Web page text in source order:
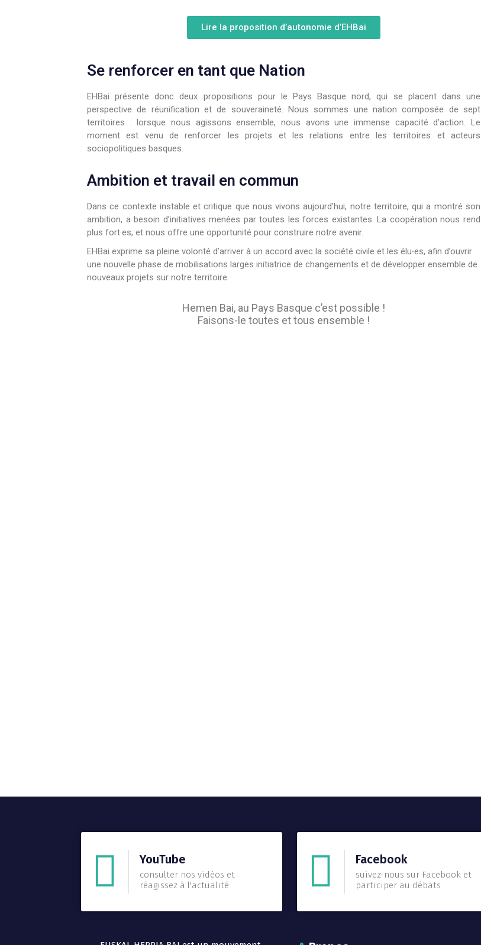
Lire la proposition d’autonomie d’EHBai
Se renforcer en tant que Nation
EHBai présente donc deux propositions pour le Pays Basque nord, qui se placent dans une
perspective de réunification et de souveraineté. Nous sommes une nation composée de sept
territoires : lorsque nous agissons ensemble, nous avons une immense capacité d’action. Le
moment est venu de renforcer les projets et les relations entre les territoires et acteurs
sociopolitiques basques.
Ambition et travail en commun
Dans ce contexte instable et critique que nous vivons aujourd’hui, notre territoire, qui a montré son
ambition, a besoin d’initiatives menées par toutes les forces existantes. La coopération nous rend
plus fort·es, et nous offre une opportunité pour construire notre avenir.
EHBai exprime sa pleine volonté d’arriver à un accord avec la société civile et les élu⸱es, afin d’ouvrir
une nouvelle phase de mobilisations larges initiatrice de changements et de développer ensemble de
nouveaux projets sur notre territoire.
Hemen Bai, au Pays Basque c’est possible !
Faisons-le toutes et tous ensemble !
YouTube
consulter nos vidéos et
réagissez à l'actualité
Facebook
suivez-nous sur Facebook et
participer au débats